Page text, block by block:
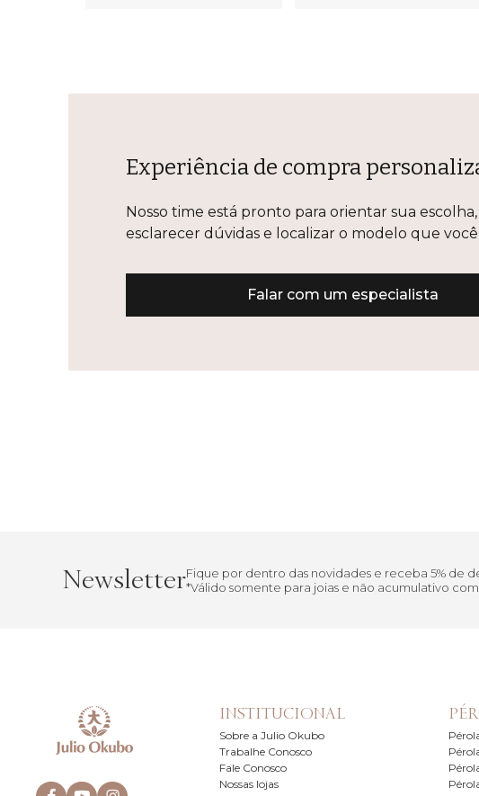
Experiência de compra
Nosso time está pronto para orientar sua escolha,
esclarecer dúvidas e localizar o modelo que
Falar com um especialista
NewsletterFique por dentro das novidades e receba 5% de
*Válido somente para joias e não acumulativo
INSTITUCIONAL
Sobre a Julio Okubo
Trabalhe Conosco
Fale Conosco
Nossas lojas